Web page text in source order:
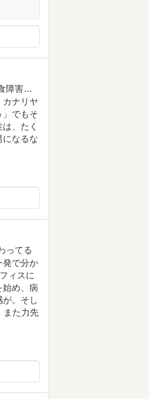
障害…
カナリヤ
」でもそ
、たく
になるな
ってる
発で分か
ィスに
始め、病
。そし
また力先